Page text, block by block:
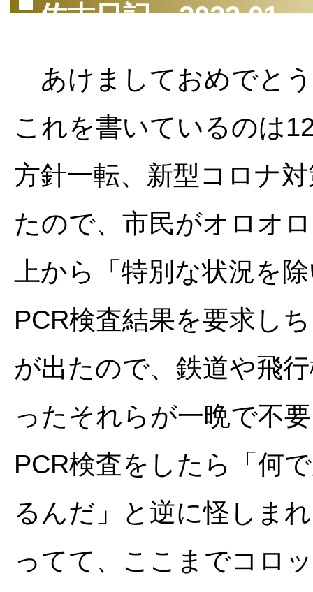
佐古日記 2023.01
あけましておめでと
これを書いているのは
方針一転、新型コロナ
たので、市民がオロオ
上から「特別な状況を
PCR検査結果を要求し
が出たので、鉄道や飛
ったそれらが一晩で不
PCR検査をしたら「何
るんだ」と逆に怪しま
ってて、ここまでコロ